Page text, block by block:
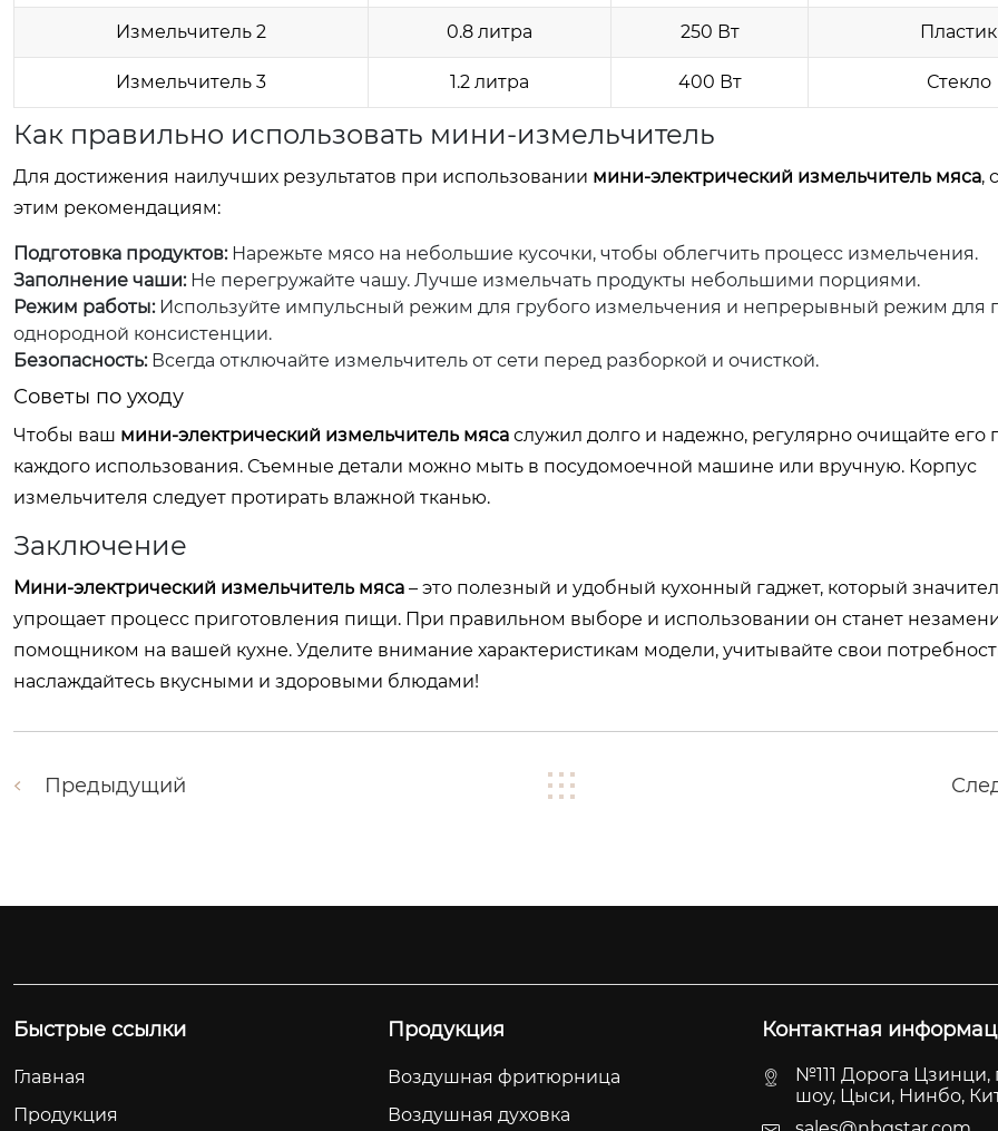
Измельчитель 2 0.8 литра 250 Вт Пластик
Измельчитель 3 1.2 литра 400 Вт Стекло
Как правильно использовать мини-измельчитель
Для достижения наилучших результатов при использовании мини-электрический измельчитель мяса,
этим рекомендациям:
Подготовка продуктов:Нарежьте мясо на небольшие кусочки, чтобы облегчить процесс измельчения.
Заполнение чаши:Не перегружайте чашу. Лучше измельчать продукты небольшими порциями.
Режим работы:Используйте импульсный режим для грубого измельчения и непрерывный режим для
однородной консистенции.
Безопасность:Всегда отключайте измельчитель от сети перед разборкой и очисткой.
Советы по уходу
Чтобы ваш мини-электрический измельчитель мяса служил долго и надежно, регулярно очищайте его
каждого использования. Съемные детали можно мыть в посудомоечной машине или вручную. Корпус
измельчителя следует протирать влажной тканью.
Заключение
Мини-электрический измельчитель мяса – это полезный и удобный кухонный гаджет, который
упрощает процесс приготовления пищи. При правильном выборе и использовании он станет
помощником на вашей кухне. Уделите внимание характеристикам модели, учитывайте свои
наслаждайтесь вкусными и здоровыми блюдами!
Предыдущий
Быстрые ссылки
Главная
Продукция
Продукция
Воздушная фритюрница
Воздушная духовка
Контактная
№111 Дорога Цзинци,
шоу, Цыси, Нинбо,